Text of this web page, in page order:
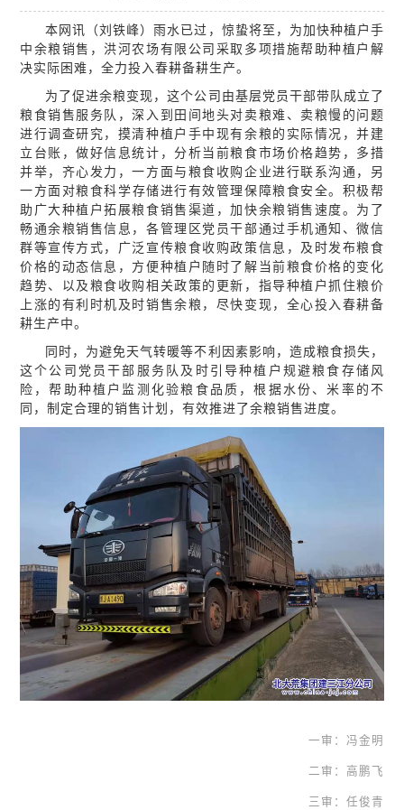
本网讯（刘铁峰）雨水已过，惊蛰将至 ， 为加快种植户手
中 余粮销售，洪河农场有限公司采取多项措施帮助种植户解
决实际困难，全力投入春耕备耕生产。
为了促进余粮变现，这个公司 由基层党员干部带队成立了
粮食销售服务队，深入到 田间地头对卖粮难、卖粮慢的问题
进行调查研究 ，摸清种植户手中现有余粮的实际情况，并建
立台账，做好信息统计，分析 当前粮食市场价格趋势 ， 多措
并举， 齐心 发力，一方面与 粮食收购企业进行联系沟通，另
一方面对粮食科学存储进行有效管理 保障粮食安全。积极帮
助广大种植户拓 展粮食销售渠道，加快余粮销售 速度。为了
畅通余粮销售信息，各管理区党员干部通过 手机通知、微信
群等宣传方式，广泛宣传粮食收购政策信息 ，及时发布粮食
价格的动态信息， 方便种植户 随时了解当前粮食价格的变化
趋势、 以及 粮食收购相关政策的更新，指导种植户抓住粮价
上涨的有利时机及时销售余粮， 尽快变现 ，全心投入 春耕备
耕生产中。
同时 ，为避免天气转暖等不利因素影响，造成粮食损失，
这个公司 党员干部 服务队 及时引导种植户规避粮食存储风
险，帮助种植户 监测化验粮食品质 ，根据水份、米率的不
同，制定合理的销售计划，有效推进了余粮销售进度。
一审：冯金明
二审：高鹏飞
三审：任俊青